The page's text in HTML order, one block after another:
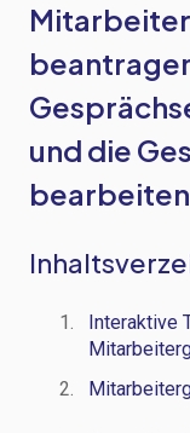
und die
Interaktive